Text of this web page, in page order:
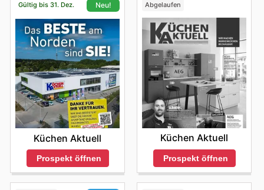
Gültig bis 31. Dez. Neu!
Küchen Aktuell
Prospekt öffnen
Abgelaufen
Küchen Aktuell
Prospekt öffnen